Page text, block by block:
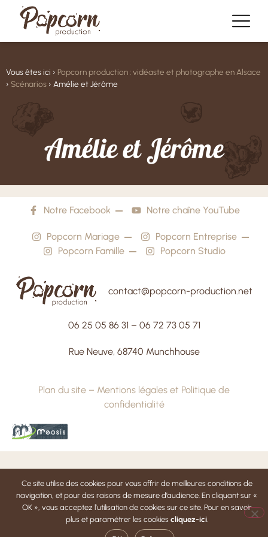
Vous êtes ici › Popcorn production : vidéaste et photographe en Alsace
› Scénarios › Amélie et Jérôme
AmélieetJérôme
Notre Facebook Notre chaîne YouTube
Popcorn Mariage
Popcorn Entreprise
Popcorn Famille
Popcorn Studio
contact@popcorn-production.net
06 25 05 86 31 – 06 72 73 05 71
Rue Neuve, 68740 Munchhouse
Plan du site – Mentions légales et Politique de
confidentialité
Ce site utilise des cookies pour vous offrir de meilleures conditions de
navigation, et pour des raisons de mesure d’audience. En cliquant sur «
OK », vous acceptez l’utilisation de cookies sur ce site. Pour en savoir
plus et paramétrer les cookies cliquez-ici.